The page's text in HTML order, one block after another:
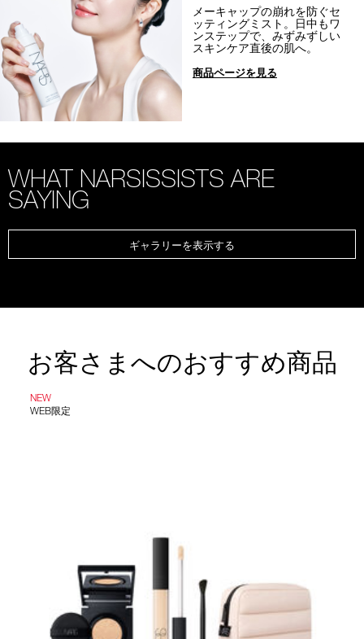
メーキャップの崩れを防ぐセ
ッティングミスト。日中もワ
ンステップで、みずみずしい
スキンケア直後の肌へ。
商品ページを見る
WHAT NARSISSISTS ARE
SAYING
ギャラリーを表示する
お客さまへのおすすめ商品
NEW
WEB限定